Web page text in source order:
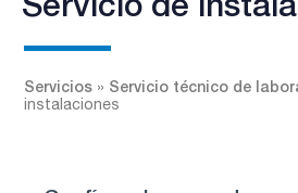
Servicios » Servicio técnico de
instalaciones